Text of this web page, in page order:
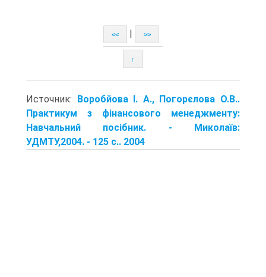
<< >>
↑
Источник: Воробйова І. А., Погорєлова О.В..
Практикум з фінансового менеджменту:
Навчальний посібник. - Миколаїв:
УДМТУ,2004. - 125 с.. 2004